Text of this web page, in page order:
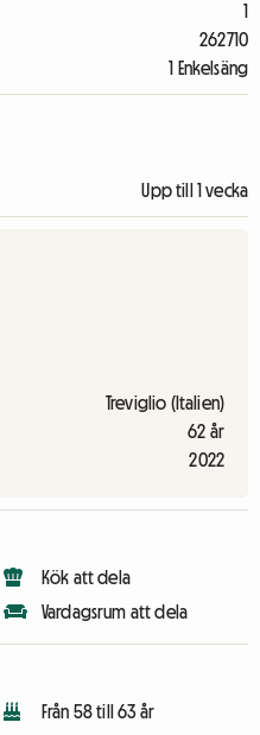
1
262710
1 Enkelsäng
Upp till 1 vecka
Treviglio (Italien)
62 år
2022
Kök att dela
Vardagsrum att dela
Från 58 till 63 år